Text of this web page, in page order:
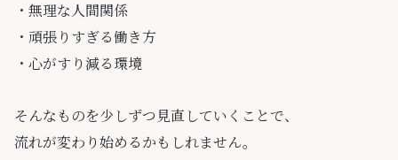
・無理な人間関係
・頑張りすぎる働き方
・心がすり減る環境
そんなものを少しずつ見直していくことで、
流れが変わり始めるかもしれません。